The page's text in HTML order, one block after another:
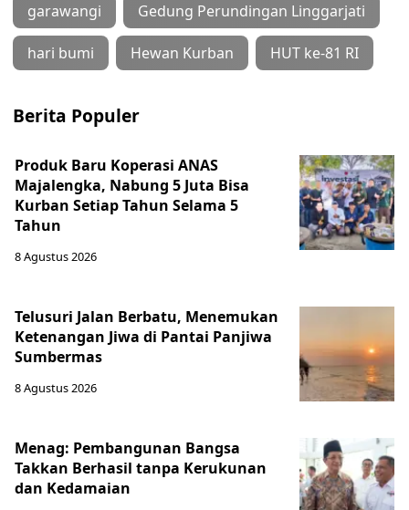
garawangi Gedung Perundingan Linggarjati
hari bumi Hewan Kurban HUT ke-81 RI
Berita Populer
Produk Baru Koperasi ANAS
Majalengka, Nabung 5 Juta Bisa
Kurban Setiap Tahun Selama 5
Tahun
8 Agustus 2026
Telusuri Jalan Berbatu, Menemukan
Ketenangan Jiwa di Pantai Panjiwa
Sumbermas
8 Agustus 2026
Menag: Pembangunan Bangsa
Takkan Berhasil tanpa Kerukunan
dan Kedamaian